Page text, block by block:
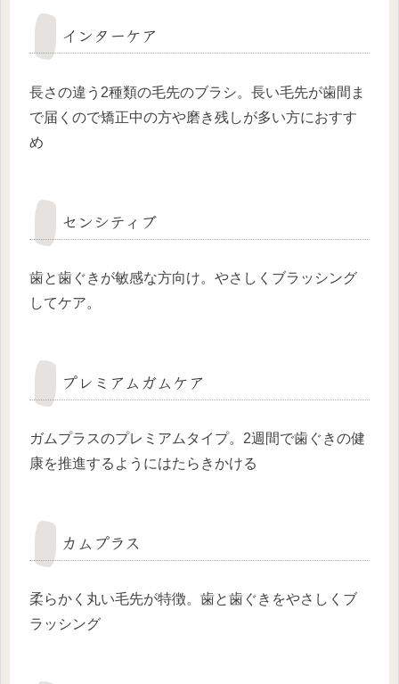
インターケア
長さの違う2種類の毛先のブラシ。長い毛先が歯間ま
で届くので矯正中の方や磨き残しが多い方におすす
め
センシティブ
歯と歯ぐきが敏感な方向け。やさしくブラッシング
してケア。
プレミアムガムケア
ガムプラスのプレミアムタイプ。2週間で歯ぐきの健
康を推進するようにはたらきかける
カムプラス
柔らかく丸い毛先が特徴。歯と歯ぐきをやさしくブ
ラッシング